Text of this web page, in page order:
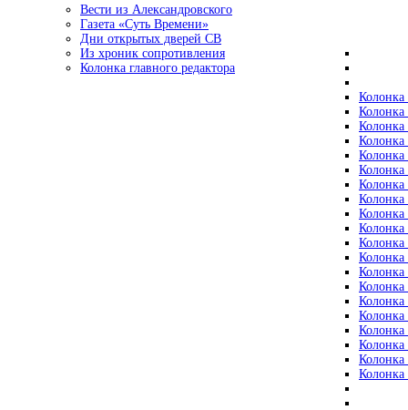
Вести из Александровского
Газета «Суть Времени»
Дни открытых дверей СВ
Из хроник сопротивления
Колонка главного редактора
Колонка
Колонка
Колонка
Колонка
Колонка
Колонка
Колонка
Колонка
Колонка
Колонка
Колонка
Колонка
Колонка
Колонка
Колонка
Колонка
Колонка
Колонка
Колонка
Колонка